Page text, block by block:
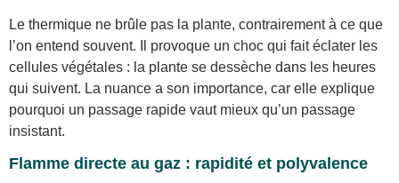
Le thermique ne brûle pas la plante, contrairement à ce que
l’on entend souvent. Il provoque un choc qui fait éclater les
cellules végétales : la plante se dessèche dans les heures
qui suivent. La nuance a son importance, car elle explique
pourquoi un passage rapide vaut mieux qu’un passage
insistant.
Flamme directe au gaz : rapidité et polyvalence